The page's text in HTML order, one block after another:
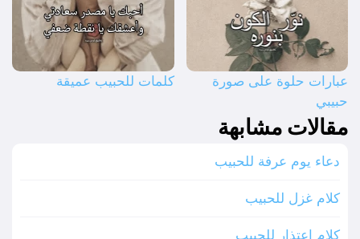
عبارات حلوة على صورة
حبيبي
كلمات للحبيب عميقة
مقالات مشابهة
دعاء يوم عرفة للحبيب
كلام غزل للحبيب
كلام اعتذار للحبيب